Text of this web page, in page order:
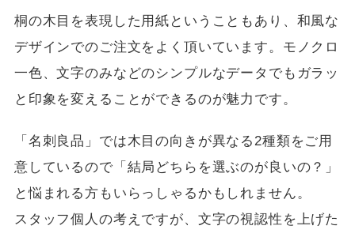
桐の木目を表現した用紙ということもあり、和風な
デザインでのご注文をよく頂いています。モノクロ
一色、文字のみなどのシンプルなデータでもガラッ
と印象を変えることができるのが魅力です。
「名刺良品」では木目の向きが異なる2種類をご用
意しているので「結局どちらを選ぶのが良いの？」
と悩まれる方もいらっしゃるかもしれません。
スタッフ個人の考えですが、文字の視認性を上げた